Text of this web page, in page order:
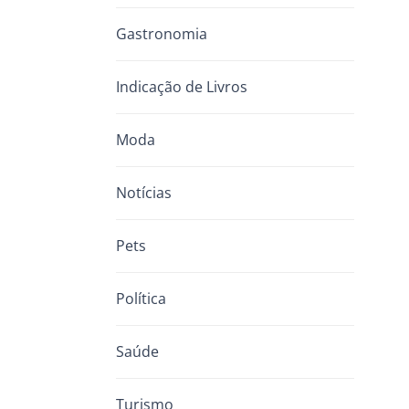
Gastronomia
Indicação de Livros
Moda
Notícias
Pets
Política
Saúde
Turismo